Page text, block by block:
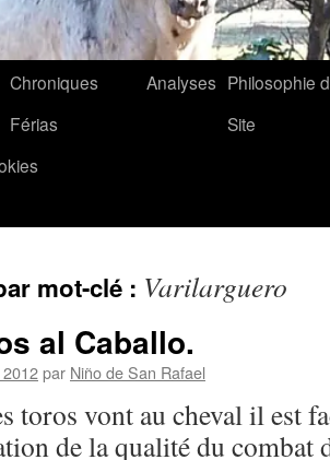
Chroniques
Férias
Analyses Philosophie
Site
mot-clé : Varilarguero
al Caballo.
par Niño de San Rafael
toros vont au cheval il est
de la qualité du combat